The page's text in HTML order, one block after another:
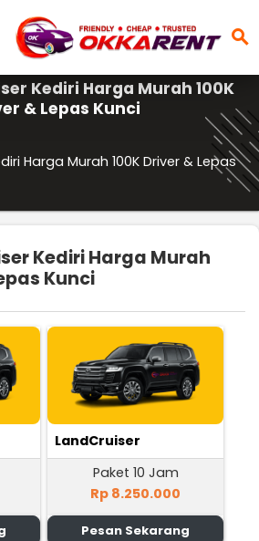
search
Kediri Harga Murah 100K
& Lepas Kunci
Harga Murah 100K Driver & Lepas
Kediri Harga Murah
Kunci
LandCruiser
Paket 10 Jam
Rp 8.250.000
Pesan Sekarang